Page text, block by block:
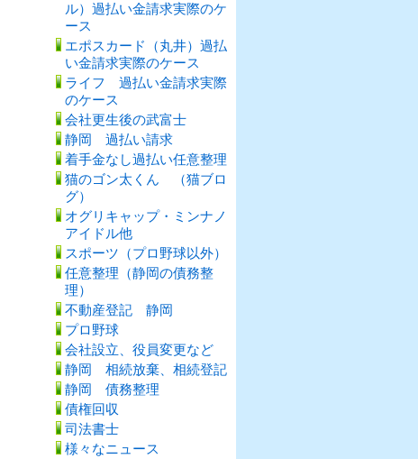
ル）過払い金請求実際のケ
ース
エポスカード（丸井）過払
い金請求実際のケース
ライフ 過払い金請求実際
のケース
会社更生後の武富士
静岡 過払い請求
着手金なし過払い任意整理
猫のゴン太くん （猫ブロ
グ）
オグリキャップ・ミンナノ
アイドル他
スポーツ（プロ野球以外）
任意整理（静岡の債務整
理）
不動産登記 静岡
プロ野球
会社設立、役員変更など
静岡 相続放棄、相続登記
静岡 債務整理
債権回収
司法書士
様々なニュース